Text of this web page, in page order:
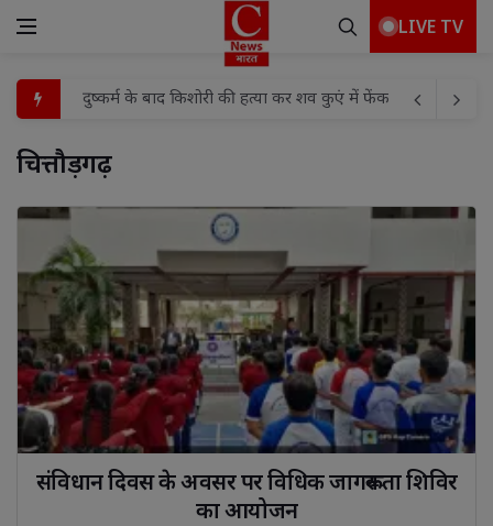
LIVE TV
दुष्कर्म के बाद किशोरी की हत्या कर शव कुएं में फेंकने के मामले में
साधु वेश विवाद पर लखनऊ में विरोध, सद्बुद्धि हवन के बाद पुतला
नगर आयुक्त ने वार्ड 59 का किया औचक निरीक्षण, सफाई-
संत व भगवंत के दर्शनों से जीवन में प्रेम दया व करुणा का भाव जागृत
बलौदाबाजार छत्तीसगढ़ में नई तकनीक व कौशल विकास का नया
सामुदायिक स्वास्थ्य केन्द्र को मिला एक चिकित्सक, स्थानीय
रांची जिला के नगड़ी प्रखंड कार्यालय के सभागार भवन मे आने वाले
उपायुक्त मो० जावेद हुसैन ने आमजनों से निर्धारित तिथि एवं स्थल
भाजपा के निवर्तमान प्रदेश महामंत्री/एमएलसी अनूप गुप्ता का
चित्तौड़गढ़
संविधान दिवस के अवसर पर विधिक जागरूकता शिविर
का आयोजन